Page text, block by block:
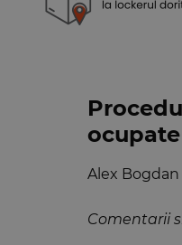
Comentarii
Alex